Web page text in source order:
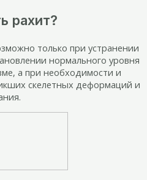
рахит?
только при устранении
нормального уровня
а при необходимости и
скелетных деформаций и